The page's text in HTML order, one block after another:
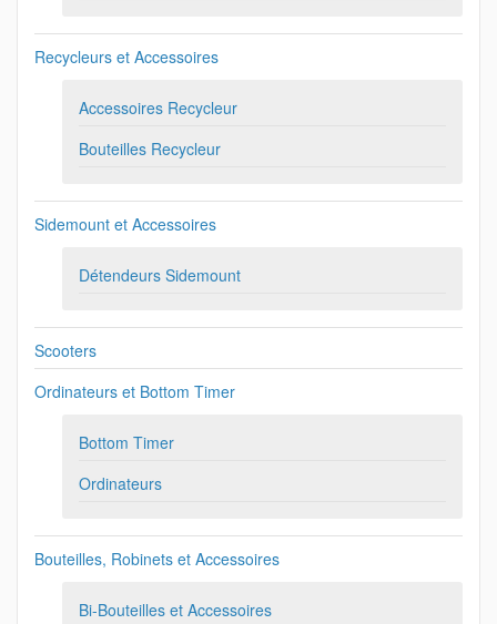
Recycleurs et Accessoires
Accessoires Recycleur
Bouteilles Recycleur
Sidemount et Accessoires
Détendeurs Sidemount
Scooters
Ordinateurs et Bottom Timer
Bottom Timer
Ordinateurs
Bouteilles, Robinets et Accessoires
Bi-Bouteilles et Accessoires